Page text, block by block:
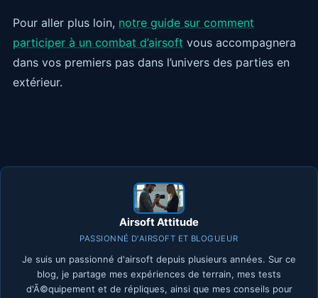
Pour aller plus loin, notre guide sur comment
participer à un combat d’airsoft vous accompagnera
dans vos premiers pas dans l’univers des parties en
extérieur.
Airsoft Attitude
PASSIONNÉ D'AIRSOFT ET BLOGUEUR
Je suis un passionné d'airsoft depuis plusieurs années. Sur ce
blog, je partage mes expériences de terrain, mes tests
d'Ã©quipement et de répliques, ainsi que mes conseils pour